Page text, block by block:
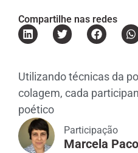
Compartilhe nas redes
Utilizando técnicas da
colagem, cada
poético
Participação
Marcela